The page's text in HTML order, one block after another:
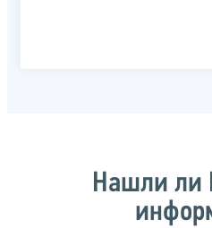
Нашли ли